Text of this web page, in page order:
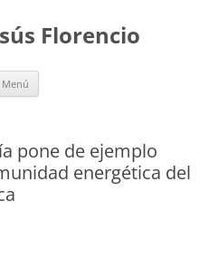
Florencio
Menú
pone de ejemplo
energética del